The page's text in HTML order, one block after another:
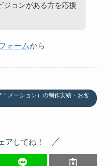
ジョンがある方を応援
ォームから
メーション）の制作実績・お客
アしてね！